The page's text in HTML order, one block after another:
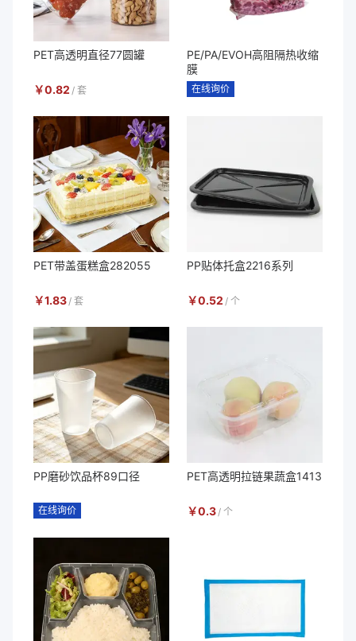
PET高透明直径77圆罐
￥0.82 / 套
PE/PA/EVOH高阻隔热收缩
膜
在线询价
PET带盖蛋糕盒282055
￥1.83 / 套
PP贴体托盒2216系列
￥0.52 / 个
PP磨砂饮品杯89口径
在线询价
PET高透明拉链果蔬盒1413
￥0.3 / 个